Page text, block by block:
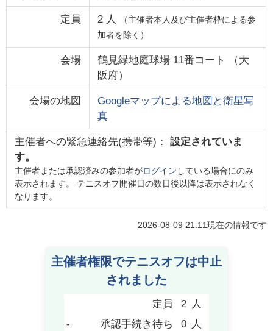
定員 2 人
（主催者本人及び主催者枠による参
加者を除く）
会場 鶴見緑地庭球場 11番コート （大
阪府）
会場の地図
Googleマップによる地図と衛星写
真
主催者への緊急連絡先(携帯等)： 設定されていま
す。
主催者または承認済みの参加者がログイン している場合にのみ
表示されます。 テニスオフ開催日の数日後以降は表示されなく
なります。
2026-08-09 21:11現在の情報です
主催者権限でテニスオフは中止
されました
定員 2 人
-
承認手続き待ち 0 人